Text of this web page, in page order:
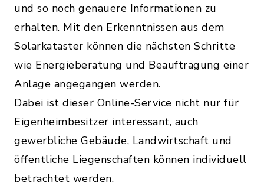
und so noch genauere Informationen zu
erhalten. Mit den Erkenntnissen aus dem
Solarkataster können die nächsten Schritte
wie Energieberatung und Beauftragung einer
Anlage angegangen werden.
Dabei ist dieser Online-Service nicht nur für
Eigenheimbesitzer interessant, auch
gewerbliche Gebäude, Landwirtschaft und
öffentliche Liegenschaften können individuell
betrachtet werden.